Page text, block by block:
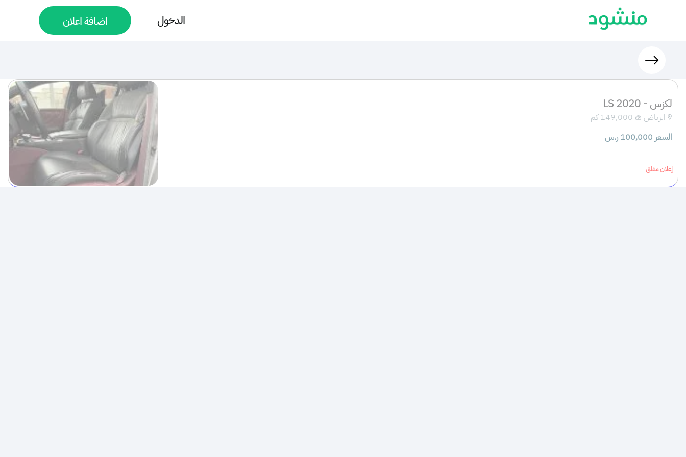
الدخول اضافة اعلان
لكزس - LS 2020
الرياض
149,000 كم
السعر 100,000 ر.س
إعلان مغلق